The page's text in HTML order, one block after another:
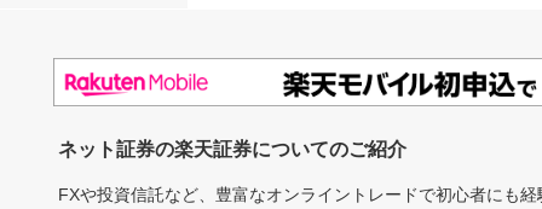
ネット証券の楽天証券についてのご紹介
FXや投資信託など、豊富なオンライントレードで初心者にも